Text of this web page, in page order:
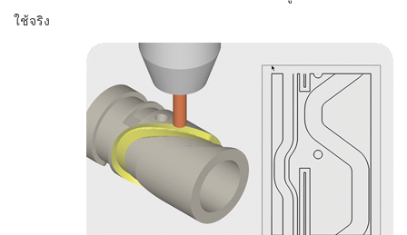
ใช้จริง